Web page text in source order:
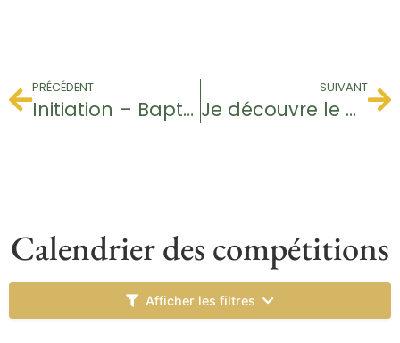
PRÉCÉDENT
Initiation – Baptême de Golf
SUIVANT
Je découvre le Golf – Jeunes
Calendrier des compétitions
Afficher les filtres